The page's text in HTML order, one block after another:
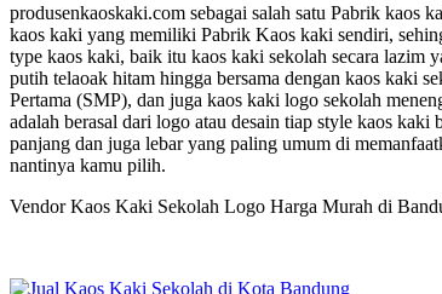
produsenkaoskaki.com sebagai salah satu Pabrik kaos
kaos kaki yang memiliki Pabrik Kaos kaki sendiri,
type kaos kaki, baik itu kaos kaki sekolah secara lazim
putih telaoak hitam hingga bersama dengan kaos kaki
Pertama (SMP), dan juga kaos kaki logo sekolah
adalah berasal dari logo atau desain tiap style kaos
panjang dan juga lebar yang paling umum di
nantinya kamu pilih.
Vendor Kaos Kaki Sekolah Logo Harga Murah di